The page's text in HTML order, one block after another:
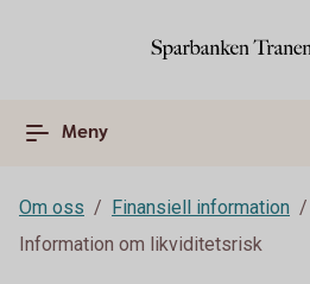
Meny
Om oss
Finansiell information
Information om likviditetsrisk